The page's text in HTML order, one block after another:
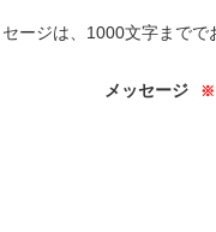
ージは、1000文字までで
メッセージ ※